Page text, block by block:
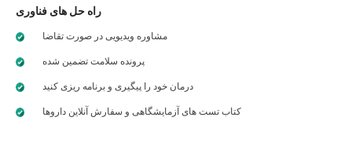
راه حل های فناوری
مشاوره ویدیویی در صورت تقاضا
پرونده سلامت تضمین شده
درمان خود را پیگیری و برنامه ریزی کنید
کتاب تست های آزمایشگاهی و سفارش آنلاین داروها